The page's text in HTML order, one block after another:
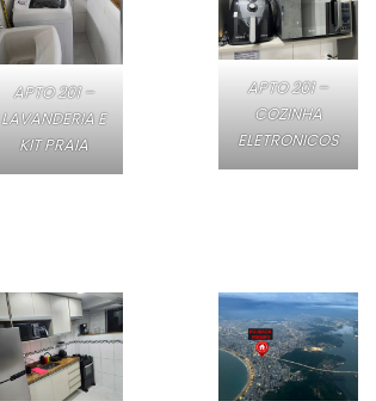
APTO 201 –
LAVANDERIA E
KIT PRAIA
APTO 201 –
COZINHA
ELETRONICOS